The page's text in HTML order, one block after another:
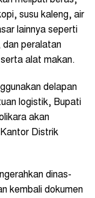
susu kaleng, air
lainnya seperti
dan peralatan
alat makan.
delapan
logistik, Bupati
akan
Distrik
dinas-
kembali dokumen